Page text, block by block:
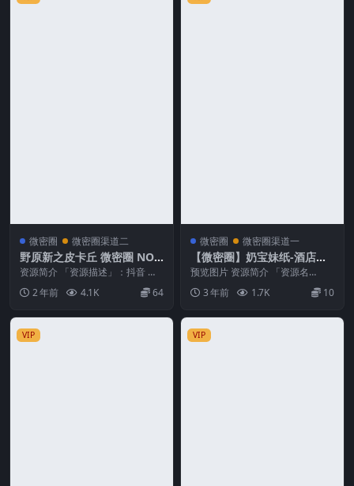
微密圈 微密圈渠道二
野原新之皮卡丘 微密圈 NO.0
13期
资源简介 「资源描述」：抖音 野
原新之皮卡丘 微密圈 NO.013期
【12P】...
2 年前 4.1K 64
微密圈 微密圈渠道一
【微密圈】奶宝妹纸-酒店浴
室大胆放开[55P6V-483M]
预览图片 资源简介 「资源名
称」：【微密圈】奶宝妹纸-酒店
浴室大胆放开[55P6...
3 年前 1.7K 10
VIP VIP